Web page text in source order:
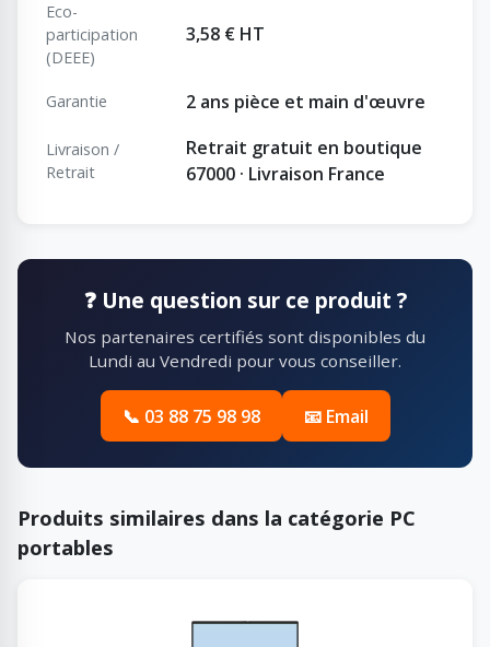
Eco-
participation
(DEEE)
3,58 € HT
Garantie 2 ans pièce et main d'œuvre
Livraison /
Retrait
Retrait gratuit en boutique
67000 · Livraison France
❓ Une question sur ce produit ?
Nos partenaires certifiés sont disponibles du
Lundi au Vendredi pour vous conseiller.
📞 03 88 75 98 98 📧 Email
Produits similaires dans la catégorie PC
portables